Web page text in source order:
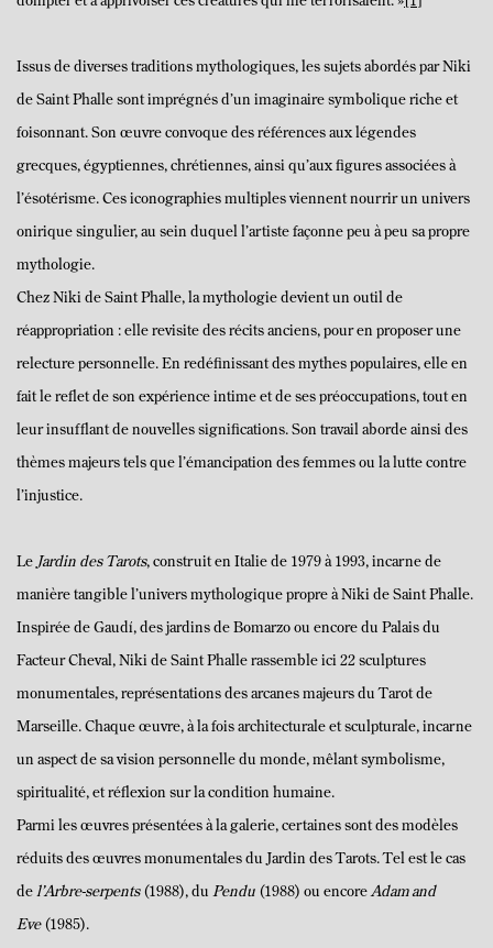
Issus de diverses traditions mythologiques, les sujets abordés par Niki
de Saint Phalle sont imprégnés d’un imaginaire symbolique riche et
foisonnant. Son œuvre convoque des références aux légendes
grecques, égyptiennes, chrétiennes, ainsi qu’aux figures associées à
l’ésotérisme. Ces iconographies multiples viennent nourrir un univers
onirique singulier, au sein duquel l’artiste façonne peu à peu sa propre
mythologie.
Chez Niki de Saint Phalle, la mythologie devient un outil de
réappropriation : elle revisite des récits anciens, pour en proposer une
relecture personnelle. En redéfinissant des mythes populaires, elle en
fait le reflet de son expérience intime et de ses préoccupations, tout en
leur insufflant de nouvelles significations. Son travail aborde ainsi des
thèmes majeurs tels que l’émancipation des femmes ou la lutte contre
l’injustice.
Le Jardin des Tarots, construit en Italie de 1979 à 1993, incarne de
manière tangible l’univers mythologique propre à Niki de Saint Phalle.
Inspirée de Gaudí, des jardins de Bomarzo ou encore du Palais du
Facteur Cheval, Niki de Saint Phalle rassemble ici 22 sculptures
monumentales, représentations des arcanes majeurs du Tarot de
Marseille. Chaque œuvre, à la fois architecturale et sculpturale, incarne
un aspect de sa vision personnelle du monde, mêlant symbolisme,
spiritualité, et réflexion sur la condition humaine.
Parmi les œuvres présentées à la galerie, certaines sont des modèles
réduits des œuvres monumentales du Jardin des Tarots. Tel est le cas
de l’Arbre-serpents(1988), du Pendu (1988) ou encore Adam and
Eve(1985).